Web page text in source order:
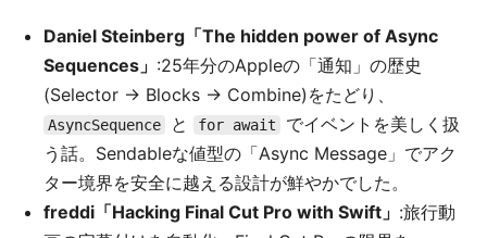
Daniel Steinberg「The hidden power of Async
Sequences」 :25年分のAppleの「通知」の歴史
(Selector → Blocks → Combine)をたどり、
AsyncSequence と for await
でイベントを美しく扱
う話。Sendableな値型の「Async Message」でアク
ター境界を安全に越える設計が鮮やかでした。
freddi「Hacking Final Cut Pro with Swift」 :旅行動